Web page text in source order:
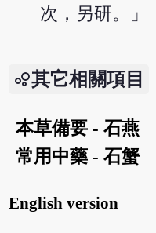
次，另研。」
其它相關項目
本草備要 - 石燕
常用中藥 - 石蟹
English version